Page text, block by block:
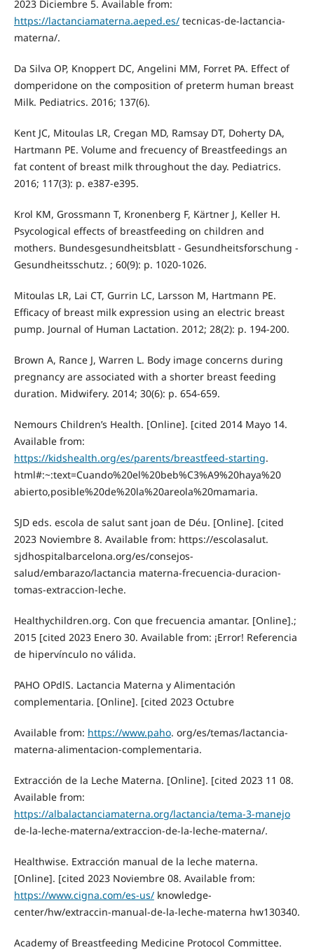
2023 Diciembre 5. Available from:
https://lactanciamaterna.aeped.es/tecnicas-de-lactancia-
materna/.
Da Silva OP, Knoppert DC, Angelini MM, Forret PA. Effect of
domperidone on the composition of preterm human breast
Milk. Pediatrics. 2016; 137(6).
Kent JC, Mitoulas LR, Cregan MD, Ramsay DT, Doherty DA,
Hartmann PE. Volume and frecuency of Breastfeedings an
fat content of breast milk throughout the day. Pediatrics.
2016; 117(3): p. e387-e395.
Krol KM, Grossmann T, Kronenberg F, Kärtner J, Keller H.
Psycological effects of breastfeeding on children and
mothers. Bundesgesundheitsblatt - Gesundheitsforschung -
Gesundheitsschutz. ; 60(9): p. 1020-1026.
Mitoulas LR, Lai CT, Gurrin LC, Larsson M, Hartmann PE.
Efficacy of breast milk expression using an electric breast
pump. Journal of Human Lactation. 2012; 28(2): p. 194-200.
Brown A, Rance J, Warren L. Body image concerns during
pregnancy are associated with a shorter breast feeding
duration. Midwifery. 2014; 30(6): p. 654-659.
Nemours Children’s Health. [Online]. [cited 2014 Mayo 14.
Available from:
https://kidshealth.org/es/parents/breastfeed-starting.
html#:~:text=Cuando%20el%20beb%C3%A9%20haya%20
abierto,posible%20de%20la%20areola%20mamaria.
SJD eds. escola de salut sant joan de Déu. [Online]. [cited
2023 Noviembre 8. Available from: https://escolasalut.
sjdhospitalbarcelona.org/es/consejos-
salud/embarazo/lactancia materna-frecuencia-duracion-
tomas-extraccion-leche.
Healthychildren.org. Con que frecuencia amantar. [Online].;
2015 [cited 2023 Enero 30. Available from: ¡Error! Referencia
de hipervínculo no válida.
PAHO OPdlS. Lactancia Materna y Alimentación
complementaria. [Online]. [cited 2023 Octubre
Available from: https://www.paho. org/es/temas/lactancia-
materna-alimentacion-complementaria.
Extracción de la Leche Materna. [Online]. [cited 2023 11 08.
Available from:
https://albalactanciamaterna.org/lactancia/tema-3-manejo
de-la-leche-materna/extraccion-de-la-leche-materna/.
Healthwise. Extracción manual de la leche materna.
[Online]. [cited 2023 Noviembre 08. Available from:
https://www.cigna.com/es-us/knowledge-
center/hw/extraccin-manual-de-la-leche-materna hw130340.
Academy of Breastfeeding Medicine Protocol Committee.